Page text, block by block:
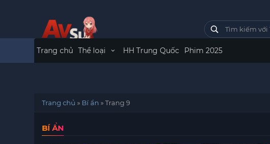
Trang chủ Thể loại HH Trung Quốc Phim 2025
Trang chủ » Bí ẩn »Trang 9
BÍ ẨN